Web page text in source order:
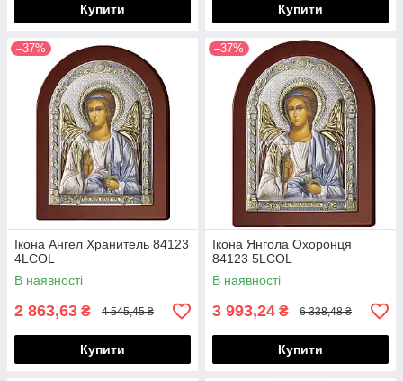
Купити Купити
–37%
Ікона Ангел Хранитель 84123
4LCOL
В наявності
2 863,63 ₴ 4 545,45 ₴
Купити
–37%
Ікона Янгола Охоронця
84123 5LCOL
В наявності
3 993,24 ₴ 6 338,48 ₴
Купити